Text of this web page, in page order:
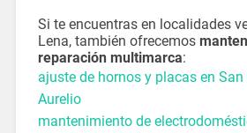
Si te encuentras en localidades
Lena, también ofrecemos
reparación multimarca:
ajuste de hornos y placas en
Aurelio
mantenimiento de